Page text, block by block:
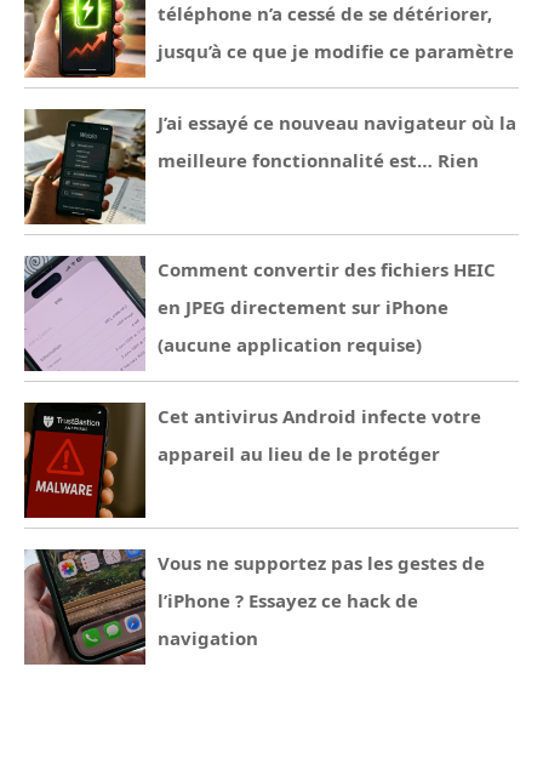
téléphone n’a cessé de se détériorer,
jusqu’à ce que je modifie ce paramètre
J’ai essayé ce nouveau navigateur où la
meilleure fonctionnalité est… Rien
Comment convertir des fichiers HEIC
en JPEG directement sur iPhone
(aucune application requise)
Cet antivirus Android infecte votre
appareil au lieu de le protéger
Vous ne supportez pas les gestes de
l’iPhone ? Essayez ce hack de
navigation